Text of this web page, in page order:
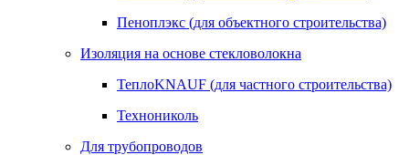
Пеноплэкс (для объектного строительства)
Изоляция на основе стекловолокна
ТеплоKNAUF (для частного строительства)
Технониколь
Для трубопроводов